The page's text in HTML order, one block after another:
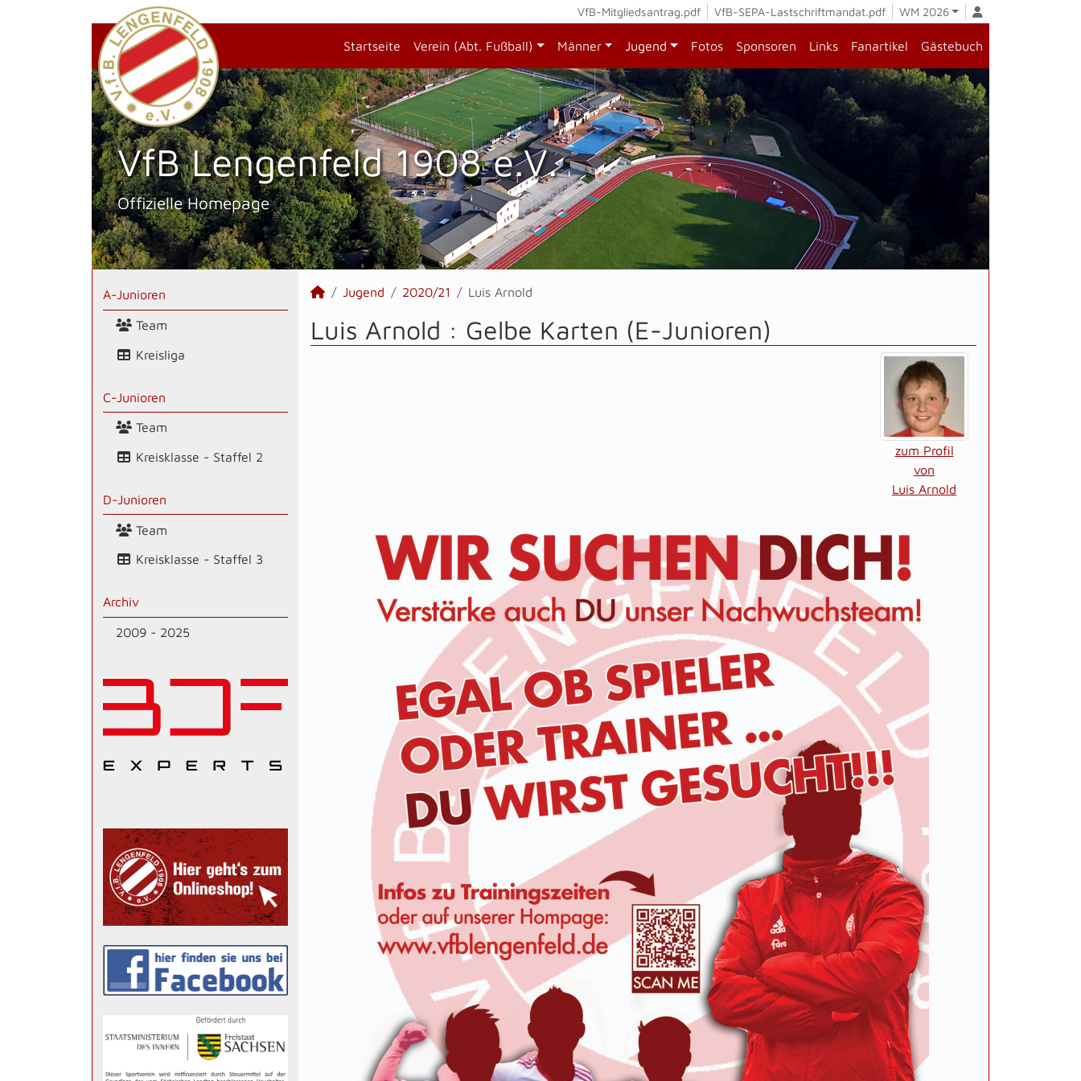
VfB-Mitgliedsantrag.pdf VfB-SEPA-Lastschriftmandat.pdf WM 2026
Startseite Verein (Abt. Fußball) Männer Jugend Fotos Sponsoren Links Fanartikel Gästebuch
VfB Lengenfeld 1908 e.V.
Offizielle Homepage
A-Junioren
Team
Kreisliga
C-Junioren
Team
Kreisklasse - Staffel 2
D-Junioren
Team
Kreisklasse - Staffel 3
Archiv
2009 - 2025
Jugend 2020/21 Luis Arnold
Luis Arnold : Gelbe Karten (E-Junioren)
zum Profil
von
Luis Arnold